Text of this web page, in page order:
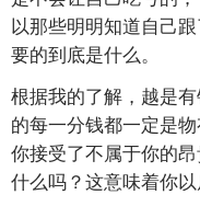
以那些明明知道自己
要的到底是什么。
根据我的了解，越是
的每一分钱都一定是
你接受了不属于你的
什么吗？这意味着你以